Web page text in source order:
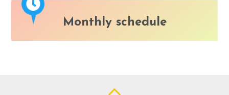
Monthly schedule